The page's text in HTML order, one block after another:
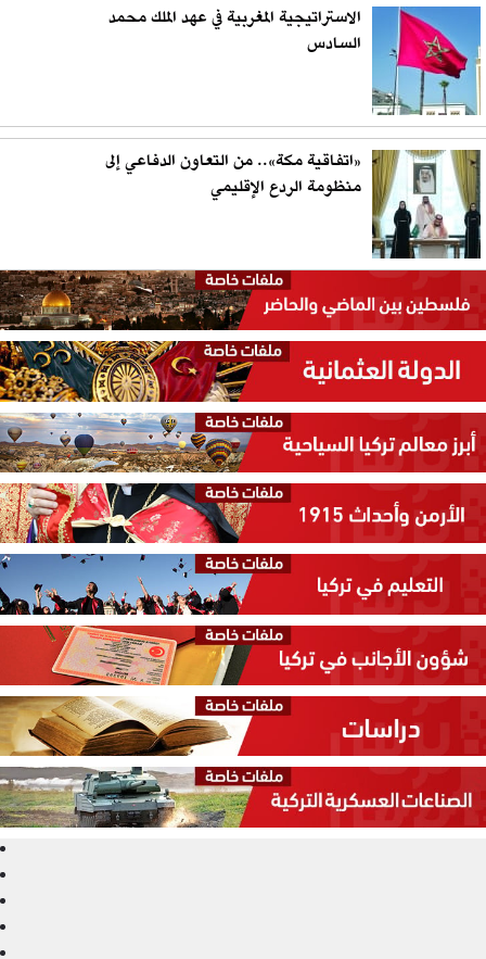
الاستراتيجية المغربية في عهد الملك محمد
السادس
«اتفاقية مكة».. من التعاون الدفاعي إلى
منظومة الردع الإقليمي